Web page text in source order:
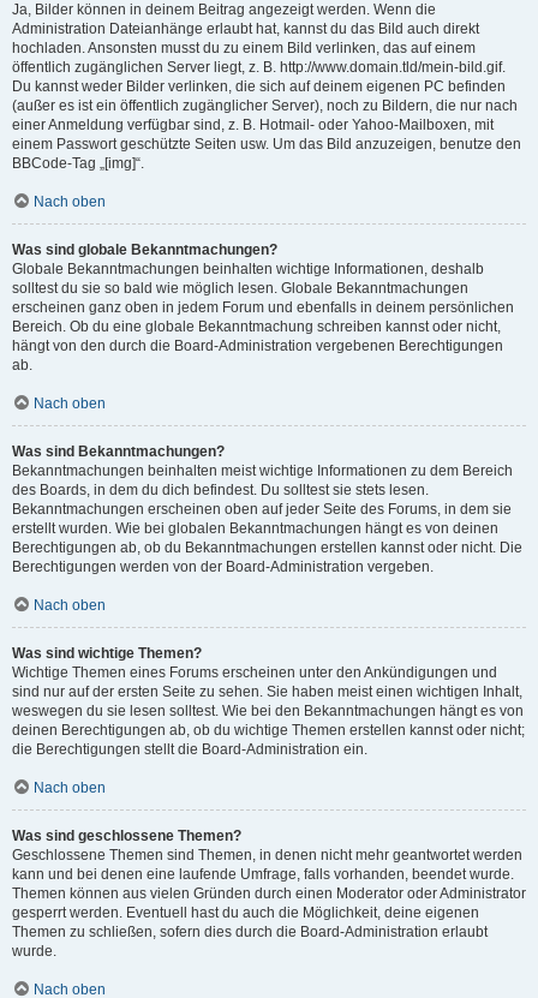
Ja, Bilder können in deinem Beitrag angezeigt werden. Wenn die
Administration Dateianhänge erlaubt hat, kannst du das Bild auch direkt
hochladen. Ansonsten musst du zu einem Bild verlinken, das auf einem
öffentlich zugänglichen Server liegt, z. B. http://www.domain.tld/mein-bild.gif.
Du kannst weder Bilder verlinken, die sich auf deinem eigenen PC befinden
(außer es ist ein öffentlich zugänglicher Server), noch zu Bildern, die nur nach
einer Anmeldung verfügbar sind, z. B. Hotmail- oder Yahoo-Mailboxen, mit
einem Passwort geschützte Seiten usw. Um das Bild anzuzeigen, benutze den
BBCode-Tag „[img]“.
Nach oben
Was sind globale Bekanntmachungen?
Globale Bekanntmachungen beinhalten wichtige Informationen, deshalb
solltest du sie so bald wie möglich lesen. Globale Bekanntmachungen
erscheinen ganz oben in jedem Forum und ebenfalls in deinem persönlichen
Bereich. Ob du eine globale Bekanntmachung schreiben kannst oder nicht,
hängt von den durch die Board-Administration vergebenen Berechtigungen
ab.
Nach oben
Was sind Bekanntmachungen?
Bekanntmachungen beinhalten meist wichtige Informationen zu dem Bereich
des Boards, in dem du dich befindest. Du solltest sie stets lesen.
Bekanntmachungen erscheinen oben auf jeder Seite des Forums, in dem sie
erstellt wurden. Wie bei globalen Bekanntmachungen hängt es von deinen
Berechtigungen ab, ob du Bekanntmachungen erstellen kannst oder nicht. Die
Berechtigungen werden von der Board-Administration vergeben.
Nach oben
Was sind wichtige Themen?
Wichtige Themen eines Forums erscheinen unter den Ankündigungen und
sind nur auf der ersten Seite zu sehen. Sie haben meist einen wichtigen Inhalt,
weswegen du sie lesen solltest. Wie bei den Bekanntmachungen hängt es von
deinen Berechtigungen ab, ob du wichtige Themen erstellen kannst oder nicht;
die Berechtigungen stellt die Board-Administration ein.
Nach oben
Was sind geschlossene Themen?
Geschlossene Themen sind Themen, in denen nicht mehr geantwortet werden
kann und bei denen eine laufende Umfrage, falls vorhanden, beendet wurde.
Themen können aus vielen Gründen durch einen Moderator oder Administrator
gesperrt werden. Eventuell hast du auch die Möglichkeit, deine eigenen
Themen zu schließen, sofern dies durch die Board-Administration erlaubt
wurde.
Nach oben